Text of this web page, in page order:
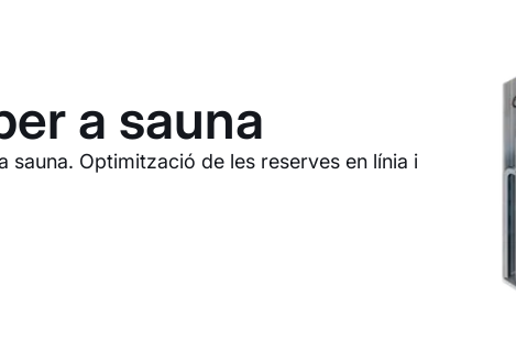
a sauna
sauna. Optimització de les reserves en línia i